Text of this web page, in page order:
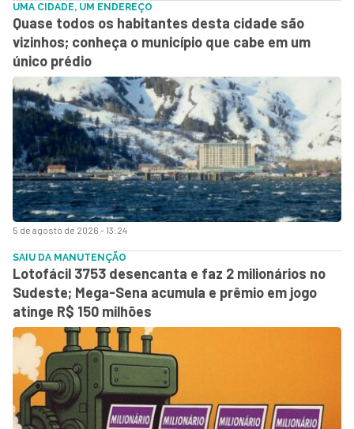
5 de agosto de 2026 - 13:24
UMA CIDADE, UM ENDEREÇO
Quase todos os habitantes desta cidade são
vizinhos; conheça o município que cabe em um
único prédio
SAIU DA MANUTENÇÃO
Lotofácil 3753 desencanta e faz 2 milionários no
Sudeste; Mega-Sena acumula e prêmio em jogo
atinge R$ 150 milhões